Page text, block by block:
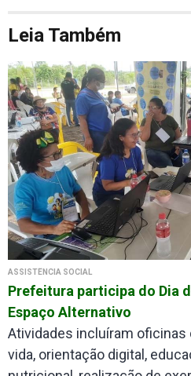
Leia Também
ASSISTÊNCIA SOCIAL
Prefeitura participa do Dia
Espaço Alternativo
Atividades incluíram oficinas
vida, orientação digital,